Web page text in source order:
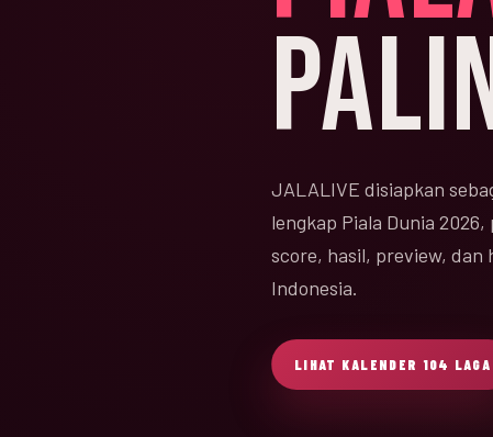
JALALIVE disiapkan
lengkap Piala Dunia
score, hasil, preview, dan
Indonesia.
LIHAT KALENDER 104 LAGA